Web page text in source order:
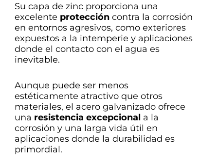
Su capa de zinc proporciona una
excelente protección contra la corrosión
en entornos agresivos, como exteriores
expuestos a la intemperie y aplicaciones
donde el contacto con el agua es
inevitable.
Aunque puede ser menos
estéticamente atractivo que otros
materiales, el acero galvanizado ofrece
una resistencia excepcional a la
corrosión y una larga vida útil en
aplicaciones donde la durabilidad es
primordial.